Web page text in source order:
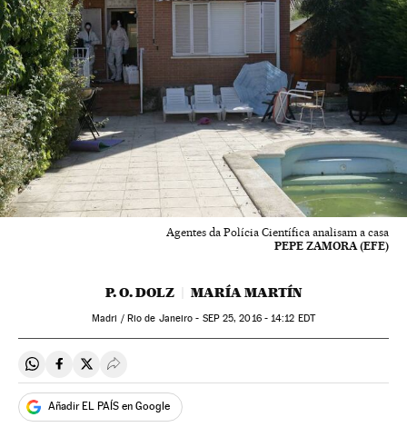
Agentes da Polícia Científica analisam a casa
PEPE ZAMORA (EFE)
P. O. DOLZ MARÍA MARTÍN
Madri / Rio de Janeiro - SEP25, 2016 - 14:12 EDT
Compartir en Whatsapp
Compartir en Facebook
Compartir en Twitter
Desplegar Redes Sociales
Añadir EL PAÍS en Google